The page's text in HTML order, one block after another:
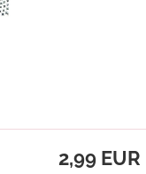
2,99 EUR